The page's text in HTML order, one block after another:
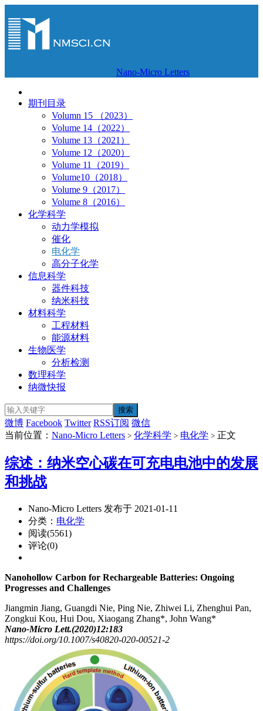
Nano-Micro Letters
期刊目录
Volumn 15 （2023）
Volume 14（2022）
Volume 13（2021）
Volume 12（2020）
Volume 11（2019）
Volume10（2018）
Volume 9（2017）
Volume 8（2016）
化学科学
动力学模拟
催化
电化学
高分子化学
信息科学
器件科技
纳米科技
材料科学
工程材料
能源材料
生物医学
分析检测
数理科学
纳微快报
微博 Facebook Twitter RSS订阅 微信
当前位置： Nano-Micro Letters > 化学科学 > 电化学 > 正文
综述：纳米空心碳在可充电电池中的发展
和挑战
Nano-Micro Letters 发布于 2021-01-11
分类： 电化学
阅读(5561)
评论(0)
Nanohollow Carbon for Rechargeable Batteries: Ongoing
Progresses and Challenges
Jiangmin Jiang, Guangdi Nie, Ping Nie, Zhiwei Li, Zhenghui Pan,
Zongkui Kou, Hui Dou, Xiaogang Zhang*, John Wang*
Nano‑Micro Lett.(2020)12:183
https://doi.org/10.1007/s40820-020-00521-2